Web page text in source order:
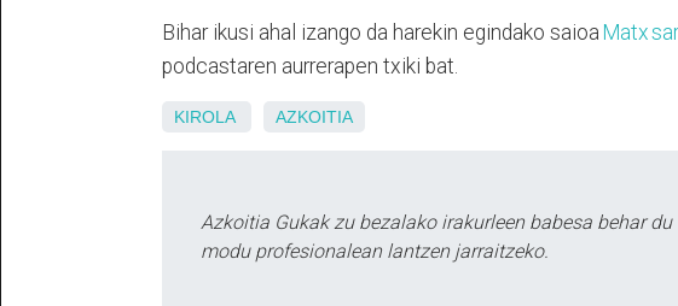
Bihar ikusi ahal izango da harekin egindako saioa Matx
podcastaren aurrerapen txiki bat.
KIROLA AZKOITIA
Azkoitia Gukak zu bezalako irakurleen babesa behar
modu profesionalean lantzen jarraitzeko.